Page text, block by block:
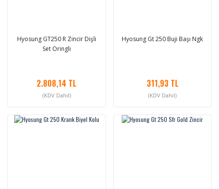
Hyosung GT250 R Zincir Dişli
Set Oringli
2.808,14 TL
(KDV Dahil)
Hyosung Gt 250 Buji Başı Ngk
311,93 TL
(KDV Dahil)